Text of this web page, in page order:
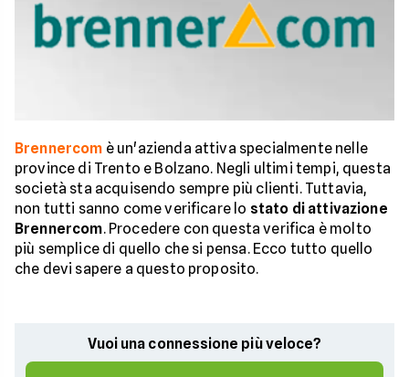
Brennercom è un'azienda attiva specialmente nelle
province di Trento e Bolzano. Negli ultimi tempi, questa
società sta acquisendo sempre più clienti. Tuttavia,
non tutti sanno come verificare lo stato di attivazione
Brennercom. Procedere con questa verifica è molto
più semplice di quello che si pensa. Ecco tutto quello
che devi sapere a questo proposito.
Vuoi una connessione più veloce?